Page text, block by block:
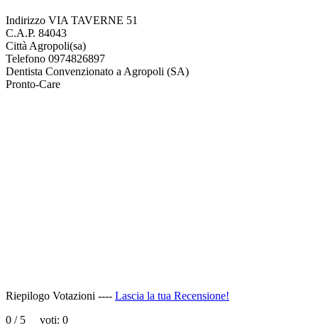
Indirizzo VIA TAVERNE 51
C.A.P. 84043
Città Agropoli(sa)
Telefono 0974826897
Dentista Convenzionato a Agropoli (SA)
Pronto-Care
Riepilogo Votazioni ---- Lascia la tua Recensione!
0 / 5 voti: 0